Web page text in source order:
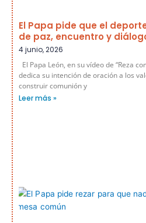
El Papa pide que el
de paz, encuentro y
4 junio, 2026
El Papa León, en su vídeo de “Reza
dedica su intención de oración a los
construir comunión y
Leer más »